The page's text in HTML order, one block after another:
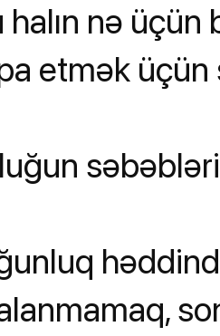
halın nə
etmək üçün